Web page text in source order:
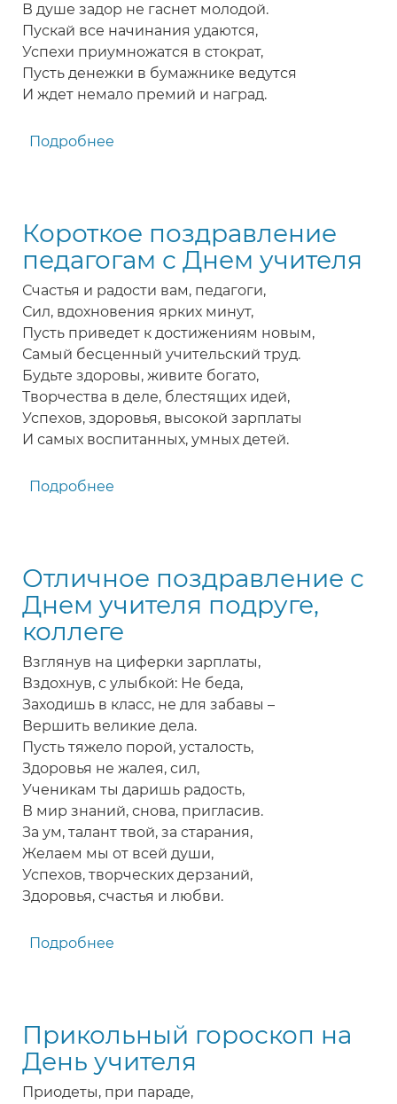
В душе задор не гаснет молодой.
Пускай все начинания удаются,
Успехи приумножатся в стократ,
Пусть денежки в бумажнике ведутся
И ждет немало премий и наград.
Подробнее
с
Днем
учителя
в
стихах
Короткое поздравление
педагогам с Днем учителя
Счастья и радости вам, педагоги,
Сил, вдохновения ярких минут,
Пусть приведет к достижениям новым,
Самый бесценный учительский труд.
Будьте здоровы, живите богато,
Творчества в деле, блестящих идей,
Успехов, здоровья, высокой зарплаты
И самых воспитанных, умных детей.
Подробнее
с
Днем
учителя
Отличное поздравление с
Днем учителя подруге,
коллеге
Взглянув на циферки зарплаты,
Вздохнув, с улыбкой: Не беда,
Заходишь в класс, не для забавы –
Вершить великие дела.
Пусть тяжело порой, усталость,
Здоровья не жалея, сил,
Ученикам ты даришь радость,
В мир знаний, снова, пригласив.
За ум, талант твой, за старания,
Желаем мы от всей души,
Успехов, творческих дерзаний,
Здоровья, счастья и любви.
Подробнее
Днем
учителя
подруге,
коллеге
Прикольный гороскоп на
День учителя
Приодеты, при параде,